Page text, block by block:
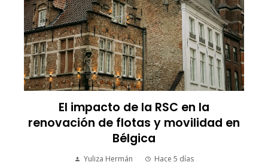
El impacto de la RSC en la
renovación de flotas y movilidad en
Bélgica
Yuliza Hermán Hace 5 días